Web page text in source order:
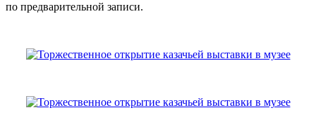
по предварительной записи.